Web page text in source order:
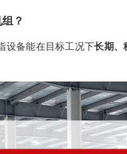
？
设备能在目标工况下长期、